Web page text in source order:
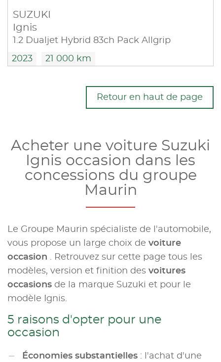
SUZUKI
Ignis
1.2 Dualjet Hybrid 83ch Pack Allgrip
2023 21 000 km
Retour en haut de page
Acheter une voiture Suzuki
Ignis occasion dans les
concessions du groupe
Maurin
Le Groupe Maurin spécialiste de l'automobile,
vous propose un large choix de voiture
occasion . Retrouvez sur cette page tous les
modèles, version et finition des voitures
occasions de la marque Suzuki et pour le
modèle Ignis.
5 raisons d'opter pour une
occasion
Économies substantielles : l'achat d'une